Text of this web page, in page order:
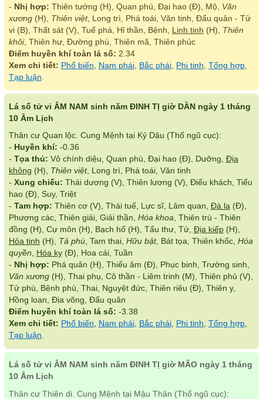
- Nhị hợp: Thiên tướng (H), Quan phù, Đại hao (Đ), Mộ, Văn
xương(H), Thiên việt, Long trì, Phá toái, Văn tinh, Đẩu quân - Tử
vi (B), Thất sát (V), Tuế phá, Hỉ thần, Bệnh,
Linh tinh (H), Thiên
khôi, Thiên hư, Đường phù, Thiên mã, Thiên phúc
Điểm huyền khí toàn lá số: 2.34
Xem chi tiết: Phổ biến Nam phái, Bắc phái, Phi tinh Tổng hợp,
Tạp luận
Lá số tử vi ÂM NAM sinh năm ĐINH TỊ giờ DẦN ngày 1 tháng
10 Âm Lịch
Thân cư Quan lộc. Cung Mệnh tại Kỷ Dậu (Thổ ngũ cục):
- Huyền khí: -0.36
- Tọa thủ: Vô chính diệu, Quan phù, Đại hao (Đ), Dưỡng, Địa
không (H), Thiên việt, Long trì, Phá toái, Văn tinh
- Xung chiếu: Thái dương (V), Thiên lương (V), Điếu khách, Tiểu
hao (Đ), Suy, Triệt
- Tam hợp: Thiên cơ (V), Thái tuế, Lực sĩ, Lâm quan, Đà la(Đ),
Phượng các, Thiên giải, Giải thần, Hóa khoa, Thiên trù - Thiên
đồng (H), Cự môn (H), Bạch hổ (H), Tấu thư, Tử, Địa kiếp(H),
Hỏa tinh (H), Tả phù, Tam thai, Hữu bật, Bát tọa, Thiên khốc, Hóa
quyền, Hóa kỵ(Đ), Hoa cái, Tuần
- Nhị hợp: Phá quân (H), Thiếu âm (Đ), Phục binh, Trường sinh,
Văn xương(H), Thai phụ, Cô thần - Liêm trinh (M), Thiên phủ (V),
Tử phù, Bệnh phù, Thai, Nguyệt đức, Thiên riêu (Đ), Thiên y,
Hồng loan, Địa võng, Đẩu quân
Điểm huyền khí toàn lá số: -3.38
Xem chi tiết: Phổ biến, Nam phái, Bắc phái, Phi tinh, Tổng hợp,
Tạp luận.
Lá số tử vi ÂM NAM sinh năm ĐINH TỊ giờ MÃO ngày 1 tháng
10 Âm Lịch
Thân cư Thiên di. Cung Mệnh tại Mậu Thân (Thổ ngũ cục):